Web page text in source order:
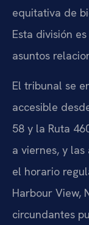
equitativa de
Esta división
asuntos
El tribunal se
accesible
58 y la Ruta
a viernes, y
el horario
Harbour View,
circundantes